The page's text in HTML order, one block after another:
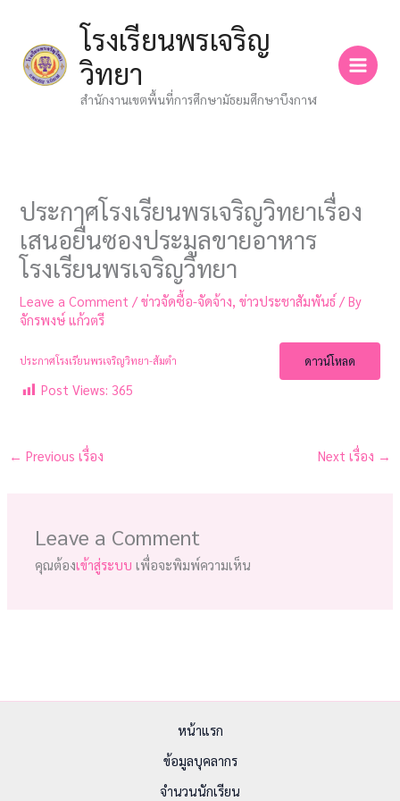
content
โรงเรียนพรเจริญ
วิทยา
สำนักงานเขตพื้นที่การศึกษามัธยมศึกษาบึงกาฬ
ประกาศโรงเรียนพรเจริญวิทยาเรื่อง
เสนอยื่นซองประมูลขายอาหาร
โรงเรียนพรเจริญวิทยา
Leave a Comment /ข่าวจัดซื้อ-จัดจ้าง,ข่าวประชาสัมพันธ์ / By
จักรพงษ์ แก้วตรี
ประกาศโรงเรียนพรเจริญวิทยา-ส้มตำ ดาวน์โหลด
Post Views: 365
← Previous เรื่อง Next เรื่อง →
Leave a Comment
คุณต้องเข้าสู่ระบบ เพื่อจะพิมพ์ความเห็น
หน้าแรก
ข้อมูลบุคลากร
จำนวนนักเรียน